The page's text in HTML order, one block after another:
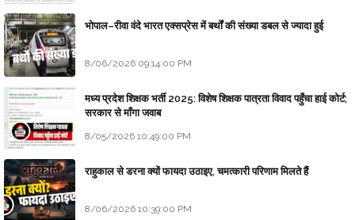
भोपाल–रीवा वंदे भारत एक्सप्रेस में बर्थों की संख्या डबल से ज्यादा हुई
8/06/2026 09:14:00 PM
मध्य प्रदेश शिक्षक भर्ती 2025: विशेष शिक्षक पात्रता विवाद पहुँचा हाई कोर्ट;
सरकार से माँगा जवाब
8/05/2026 10:49:00 PM
राहुकाल से डरना क्यों फायदा उठाइए, चमत्कारी परिणाम मिलते हैं
8/06/2026 10:39:00 PM